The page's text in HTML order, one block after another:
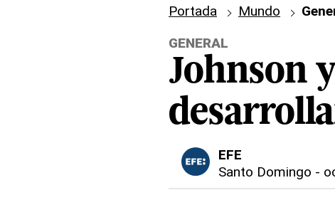
Portada Mundo
GENERAL
Johnson
EFE
Santo Domingo -